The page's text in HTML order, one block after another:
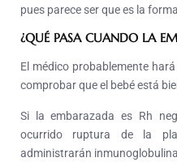
pues parece ser que es la
¿QUÉ PASA CUANDO LA
El médico probablemente
comprobar que el bebé está
Si la embarazada es Rh
ocurrido ruptura de la
administrarán